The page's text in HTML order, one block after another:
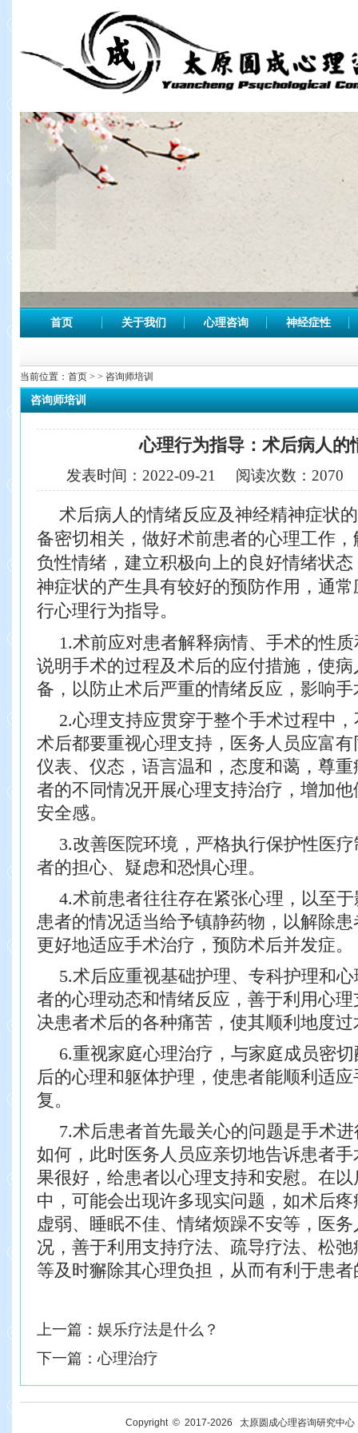
首页 关于我们 心理咨询 神经症性
当前位置： 首页 > > 咨询师培训
咨询师培训
心理行为指导：术后病人的
发表时间： 2022-09-21 阅读次数： 2070
术后病人的情绪反应及神经精神症状
备密切相关，做好术前患者的心理工作
负性情绪，建立积极向上的良好情绪状
神症状的产生具有较好的预防作用，通
行心理行为指导。
1.术前应对患者解释病情、手术的性
说明手术的过程及术后的应付措施，使
备，以防止术后严重的情绪反应，影响
2.心理支持应贯穿于整个手术过程中
术后都要重视心理支持，医务人员应富
仪表、仪态，语言温和，态度和蔼，尊
者的不同情况开展心理支持治疗，增加
安全感。
3.改善医院环境，严格执行保护性医
者的担心、疑虑和恐惧心理。
4.术前患者往往存在紧张心理，以至
患者的情况适当给予镇静药物，以解除
更好地适应手术治疗，预防术后并发症。
5.术后应重视基础护理、专科护理和
者的心理动态和情绪反应，善于利用心
决患者术后的各种痛苦，使其顺利地度
6.重视家庭心理治疗，与家庭成员密
后的心理和躯体护理，使患者能顺利适
复。
7.术后患者首先最关心的问题是手术
如何，此时医务人员应亲切地告诉患者
果很好，给患者以心理支持和安慰。在
中，可能会出现许多现实问题，如术后
虚弱、睡眠不佳、情绪烦躁不安等， 医
况，善于利用支持疗法、疏导疗法、松
等及时獬除其心理负担，从而有利于患
上一篇： 娱乐疗法是什么？
下一篇：心理治疗
Copyright © 2017-2026 太原圆成心理咨询研究中